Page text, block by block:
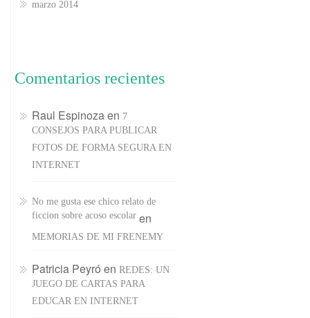
marzo 2014
Comentarios recientes
Raul Espinozaen 7
CONSEJOS PARA PUBLICAR
FOTOS DE FORMA SEGURA EN
INTERNET
No me gusta ese chico relato de
ficcion sobre acoso escolaren
MEMORIAS DE MI FRENEMY
Patricia Peyró en REDES: UN
JUEGO DE CARTAS PARA
EDUCAR EN INTERNET